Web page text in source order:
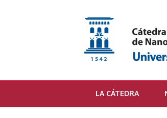
LA CÁTEDRA